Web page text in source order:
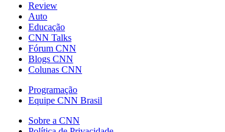
Review
Auto
Educação
CNN Talks
Fórum CNN
Blogs CNN
Colunas CNN
Programação
Equipe CNN Brasil
Sobre a CNN